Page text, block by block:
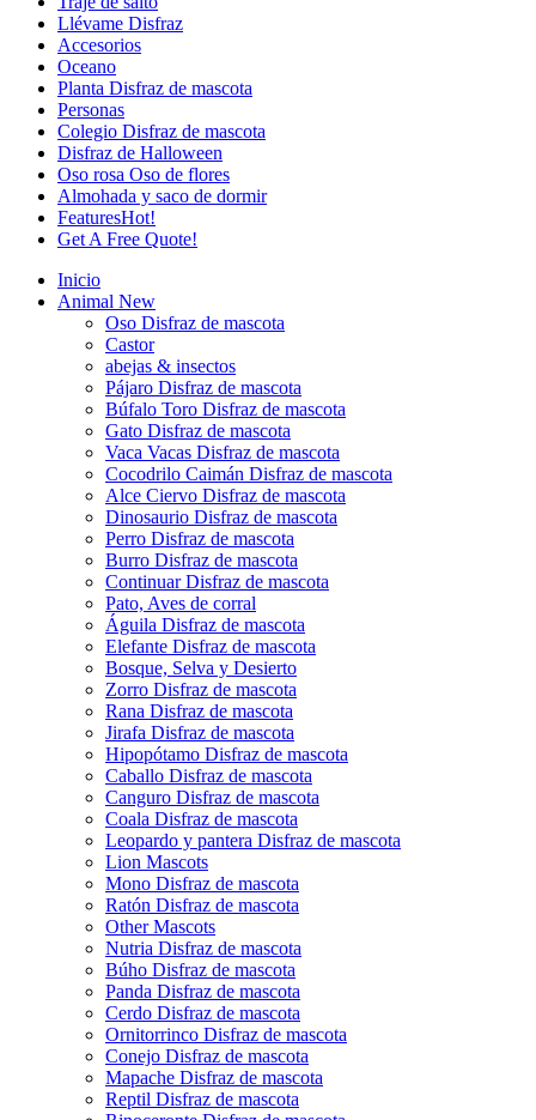
Llévame Disfraz
Accesorios
Oceano
Planta Disfraz de mascota
Personas
Colegio Disfraz de mascota
Disfraz de Halloween
Oso rosa Oso de flores
Almohada y saco de dormir
FeaturesHot!
Get A Free Quote!
Inicio
Animal New
Oso Disfraz de mascota
Castor
abejas & insectos
Pájaro Disfraz de mascota
Búfalo Toro Disfraz de mascota
Gato Disfraz de mascota
Vaca Vacas Disfraz de mascota
Cocodrilo Caimán Disfraz de mascota
Alce Ciervo Disfraz de mascota
Dinosaurio Disfraz de mascota
Perro Disfraz de mascota
Burro Disfraz de mascota
Continuar Disfraz de mascota
Pato, Aves de corral
Águila Disfraz de mascota
Elefante Disfraz de mascota
Bosque, Selva y Desierto
Zorro Disfraz de mascota
Rana Disfraz de mascota
Jirafa Disfraz de mascota
Hipopótamo Disfraz de mascota
Caballo Disfraz de mascota
Canguro Disfraz de mascota
Coala Disfraz de mascota
Leopardo y pantera Disfraz de mascota
Lion Mascots
Mono Disfraz de mascota
Ratón Disfraz de mascota
Other Mascots
Nutria Disfraz de mascota
Búho Disfraz de mascota
Panda Disfraz de mascota
Cerdo Disfraz de mascota
Ornitorrinco Disfraz de mascota
Conejo Disfraz de mascota
Mapache Disfraz de mascota
Reptil Disfraz de mascota